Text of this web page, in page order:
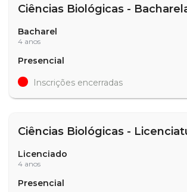
Ciências Biológicas -
Bacharel
4 anos
Presencial
Inscrições encerradas
Ciências Biológicas -
Licenciado
4 anos
Presencial